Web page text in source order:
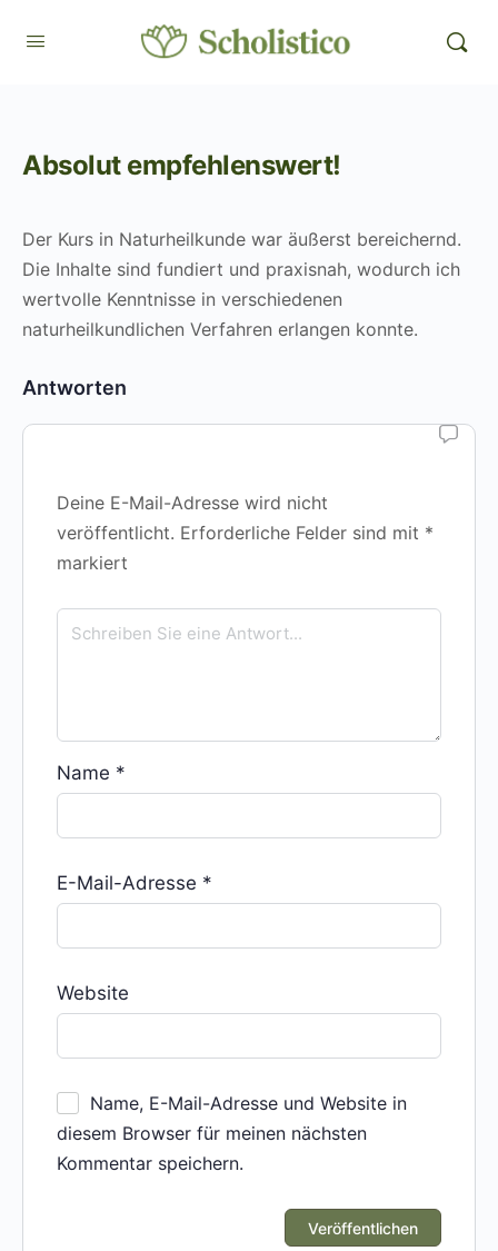
Absolut empfehlenswert!
Der Kurs in Naturheilkunde war äußerst bereichernd.
Die Inhalte sind fundiert und praxisnah, wodurch ich
wertvolle Kenntnisse in verschiedenen
naturheilkundlichen Verfahren erlangen konnte.
Antworten
Deine E-Mail-Adresse wird nicht
veröffentlicht. Erforderliche Felder sind mit *
markiert
Name *
E-Mail-Adresse *
Website
Name, E-Mail-Adresse und Website in
diesem Browser für meinen nächsten
Kommentar speichern.